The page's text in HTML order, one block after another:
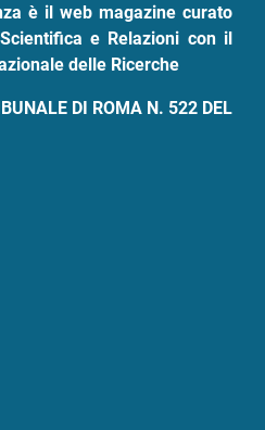
è il web magazine curato
e Relazioni con il
delle Ricerche
DI ROMA N. 522 DEL